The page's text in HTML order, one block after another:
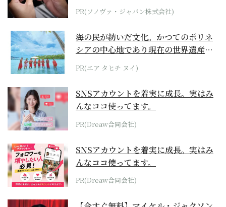
PR(ソノヴァ・ジャパン株式会社)
海の民が紡いだ文化。かつてのポリネ
シアの中心地であり現在の世界遺産か
らみえてくる...
PR(エア タヒチ ヌイ)
SNSアカウントを着実に成長。実はみ
んなココ使ってます。
PR(Dreaw合同会社)
SNSアカウントを着実に成長。実はみ
んなココ使ってます。
PR(Dreaw合同会社)